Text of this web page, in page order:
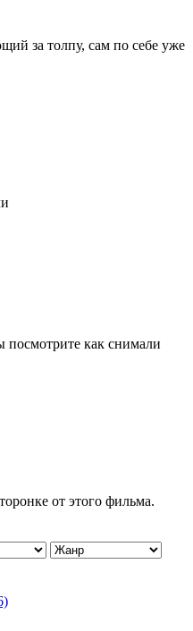
за толпу, сам по себе уже
посмотрите как снимали
от этого фильма.